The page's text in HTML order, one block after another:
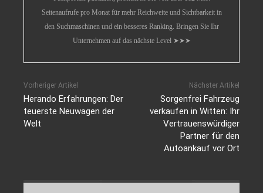
Seitenaufrufe pro Monat für mehr Reichweite und Sichtbarkeit in
den Suchmaschinen und ein besseres Ranking. Bringen Sie Ihr
Unternehmen auf das nächste Level ➤➤➤
Vorheriger Artikel
Herando Erfahrungen: Der
teuerste Neuwagen der
Welt
Nächster Artikel
Sorgenfrei Fahrzeug
verkaufen in Witten: Ihr
Vertrauenswürdiger
Partner für den
Autoankauf vor Ort